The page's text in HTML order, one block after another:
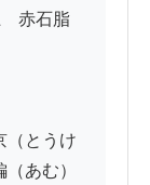
赤石脂
（とうけ
あむ）